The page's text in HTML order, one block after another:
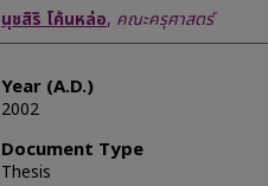
Author
นุชสิริ โค้นหล่อ, คณะครุศาสตร์
Year (A.D.)
2002
Document Type
Thesis